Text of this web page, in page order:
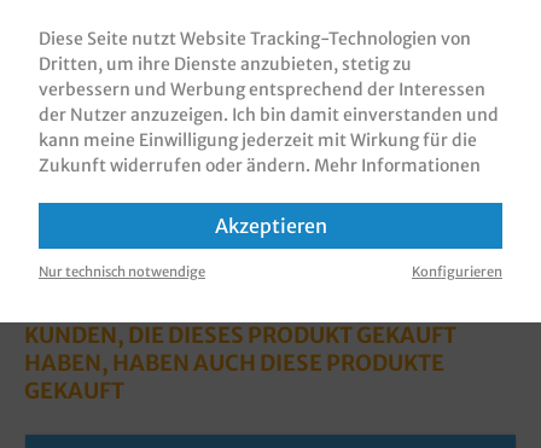
Bewertungen
Informationen zur Produktsicherheit
KUNDEN, DIE DIESES PRODUKT GEKAUFT
HABEN, HABEN AUCH DIESE PRODUKTE
GEKAUFT
Diese Seite nutzt Website Tracking-Technologien von
Dritten, um ihre Dienste anzubieten, stetig zu
verbessern und Werbung entsprechend der Interessen
der Nutzer anzuzeigen. Ich bin damit einverstanden und
kann meine Einwilligung jederzeit mit Wirkung für die
Zukunft widerrufen oder ändern. Mehr Informationen
Akzeptieren
Nur technisch notwendige Konfigurieren